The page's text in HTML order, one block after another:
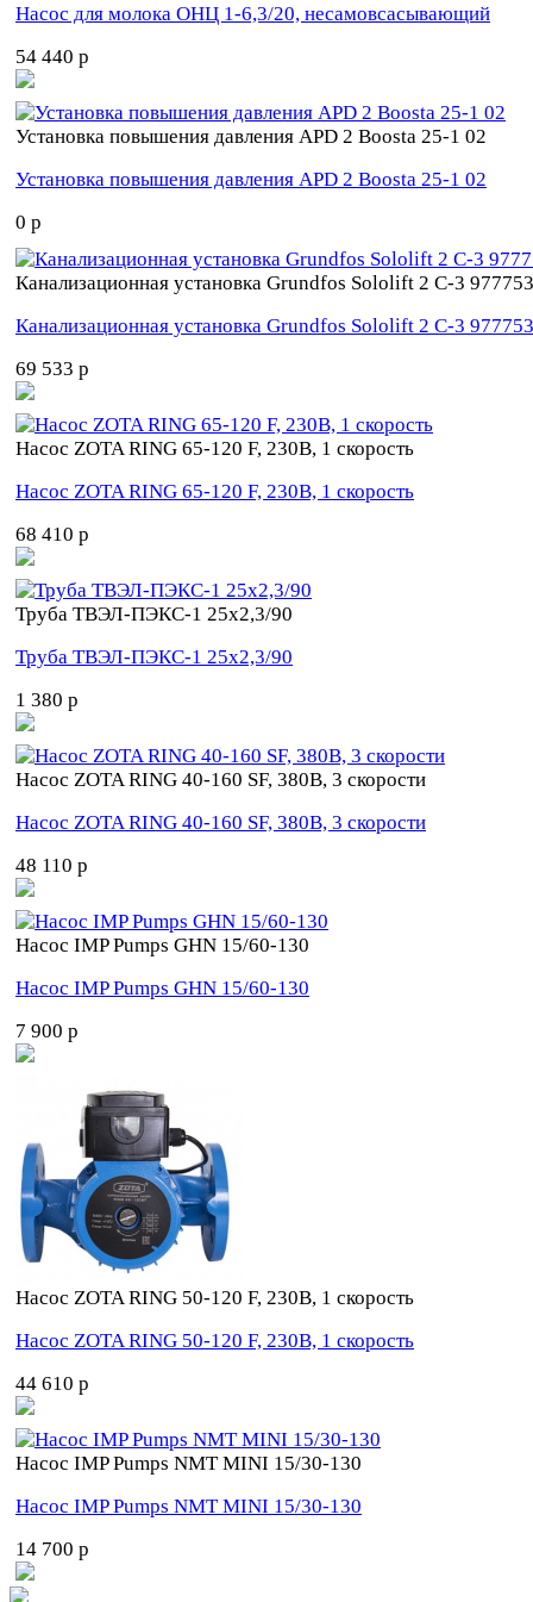
Насос для молока ОНЦ 1-6,3/20, несамовсасывающий
54 440 p
Установка повышения давления APD 2 Boosta 25-1 02
Установка повышения давления APD 2 Boosta 25-1 02
0 p
Канализационная установка Grundfos Sololift 2 C-3
Канализационная установка Grundfos Sololift 2 C-3
69 533 p
Насос ZOTA RING 65-120 F, 230В, 1 скорость
Насос ZOTA RING 65-120 F, 230В, 1 скорость
68 410 p
Труба ТВЭЛ-ПЭКС-1 25x2,3/90
Труба ТВЭЛ-ПЭКС-1 25x2,3/90
1 380 p
Насос ZOTA RING 40-160 SF, 380В, 3 скорости
Насос ZOTA RING 40-160 SF, 380В, 3 скорости
48 110 p
Насос IMP Pumps GHN 15/60-130
Насос IMP Pumps GHN 15/60-130
7 900 p
Насос ZOTA RING 50-120 F, 230В, 1 скорость
Насос ZOTA RING 50-120 F, 230В, 1 скорость
44 610 p
Насос IMP Pumps NMT MINI 15/30-130
Насос IMP Pumps NMT MINI 15/30-130
14 700 p